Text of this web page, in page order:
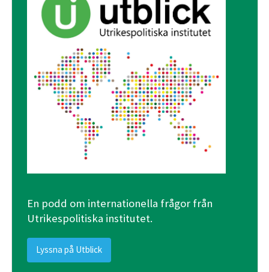
En podd om internationella frågor från
Utrikespolitiska institutet.
Lyssna på Utblick